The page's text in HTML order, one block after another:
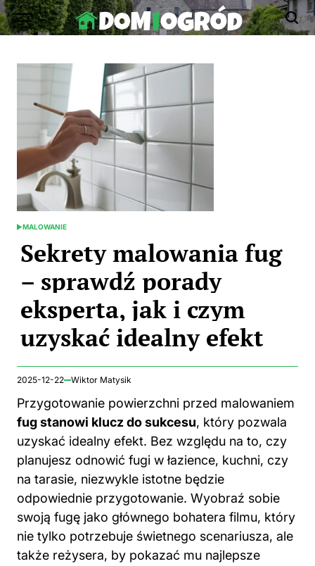
Skip
to
Ogród.edu.pl
POSTED
MALOWANIE
Sekrety malowania fug
– sprawdź porady
eksperta, jak i czym
uzyskać idealny efekt
2025-12-22 Wiktor Matysik
Przygotowanie powierzchni przed malowaniem
fug stanowi klucz do sukcesu, który pozwala
uzyskać idealny efekt. Bez względu na to, czy
planujesz odnowić fugi w łazience, kuchni, czy
na tarasie, niezwykle istotne będzie
odpowiednie przygotowanie. Wyobraź sobie
swoją fugę jako głównego bohatera filmu, który
nie tylko potrzebuje świetnego scenariusza, ale
także reżysera, by pokazać mu najlepsze